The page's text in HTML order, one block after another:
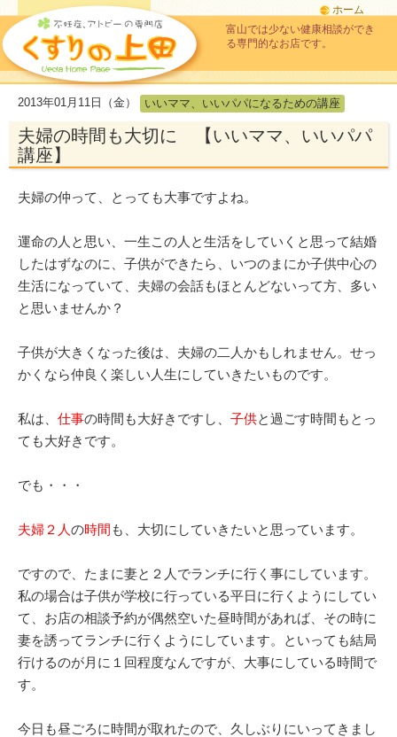
ホーム
富山では少ない健康相談ができ
る専門的なお店です。
2013年01月11日（金） いいママ、いいパパになるための講座
夫婦の時間も大切に 【いいママ、いいパパ
講座】
夫婦の仲って、とっても大事ですよね。
運命の人と思い、一生この人と生活をしていくと思って結婚
したはずなのに、子供ができたら、いつのまにか子供中心の
生活になっていて、夫婦の会話もほとんどないって方、多い
と思いませんか？
子供が大きくなった後は、夫婦の二人かもしれません。せっ
かくなら仲良く楽しい人生にしていきたいものです。
私は、 仕事の時間も大好きですし、 子供と過ごす時間もとっ
ても大好きです。
でも・・・
夫婦２人の時間 も、大切にしていきたいと思っています。
ですので、たまに妻と２人でランチに行く事にしています。
私の場合は子供が学校に行っている平日に行くようにしてい
て、お店の相談予約が偶然空いた昼時間があれば、その時に
妻を誘ってランチに行くようにしています。といっても結局
行けるのが月に１回程度なんですが、大事にしている時間で
す。
今日も昼ごろに時間が取れたので、久しぶりにいってきまし